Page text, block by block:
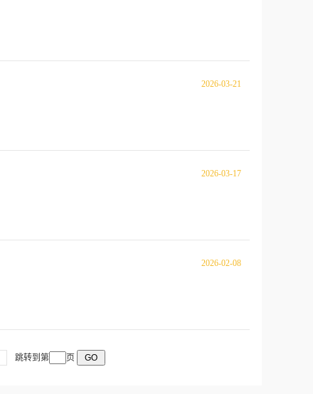
2026-03-21
2026-03-17
2026-02-08
跳转到第 页